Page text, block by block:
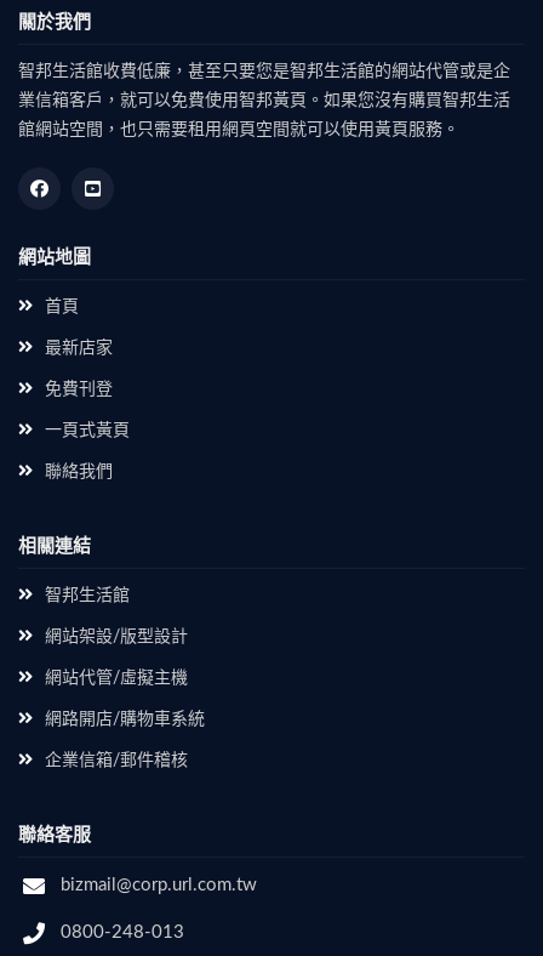
關於我們
智邦生活館收費低廉，甚至只要您是智邦生活館的網站代管或是企
業信箱客戶，就可以免費使用智邦黃頁。如果您沒有購買智邦生活
館網站空間，也只需要租用網頁空間就可以使用黃頁服務。
網站地圖
首頁
最新店家
免費刊登
一頁式黃頁
聯絡我們
相關連結
智邦生活館
網站架設/版型設計
網站代管/虛擬主機
網路開店/購物車系統
企業信箱/郵件稽核
聯絡客服
bizmail@corp.url.com.tw
0800-248-013